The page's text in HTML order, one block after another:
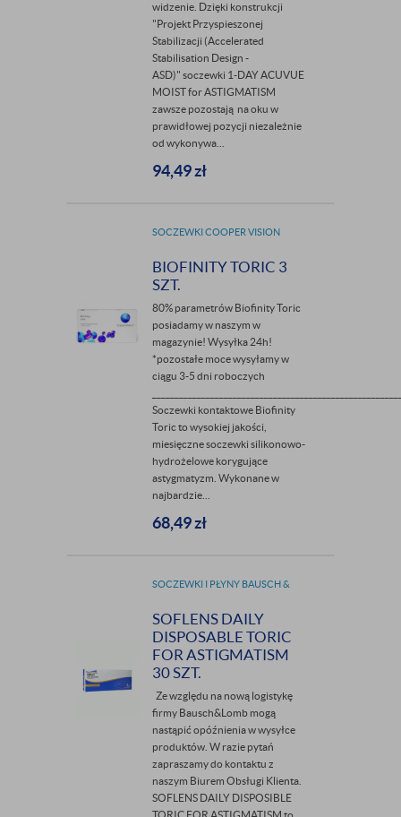
widzenie. Dzięki konstrukcji
"Projekt Przyspieszonej
Stabilizacji (Accelerated
Stabilisation Design -
ASD)" soczewki 1-DAY ACUVUE
MOIST for ASTIGMATISM
zawsze pozostają na oku w
prawidłowej pozycji niezależnie
od wykonywa...
94,49zł
SOCZEWKI COOPER VISION
BIOFINITY TORIC 3
SZT.
80% parametrów Biofinity Toric
posiadamy w naszym w
magazynie! Wysyłka 24h!
*pozostałe moce wysyłamy w
ciągu 3-5 dni roboczych
Soczewki kontaktowe Biofinity
Toric to wysokiej jakości,
miesięczne soczewki silikonowo-
hydrożelowe korygujące
astygmatyzm. Wykonane w
najbardzie...
68,49zł
SOCZEWKI I PŁYNY BAUSCH &
SOFLENS DAILY
DISPOSABLE TORIC
FOR ASTIGMATISM
30 SZT.
Ze względu na nową logistykę
firmy Bausch&Lomb mogą
nastąpić opóźnienia w wysyłce
produktów. W razie pytań
zapraszamy do kontaktu z
naszym Biurem Obsługi Klienta.
SOFLENS DAILY DISPOSIBLE